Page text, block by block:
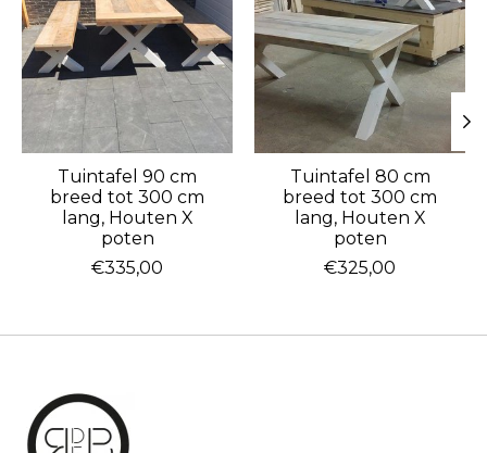
Tuintafel 90 cm
breed tot 300 cm
lang, Houten X
poten
€335,00
Tuintafel 80 cm
breed tot 300 cm
lang, Houten X
poten
€325,00